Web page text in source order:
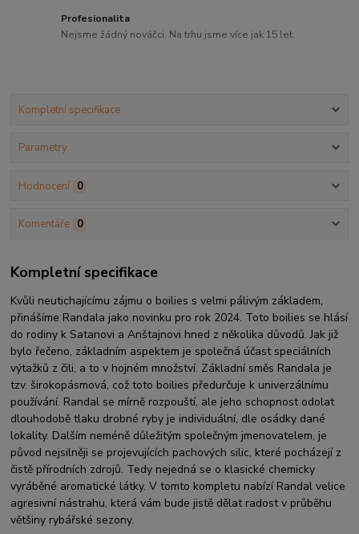
Profesionalita
Nejsme žádný nováčci. Na trhu jsme více jak 15 let.
Kompletní specifikace
Parametry
Hodnocení 0
Komentáře 0
Kompletní specifikace
Kvůli neutichajícímu zájmu o boilies s velmi pálivým základem,
přinášíme Randala jako novinku pro rok 2024. Toto boilies se hlásí
do rodiny k Satanovi a Anštajnovi hned z několika důvodů. Jak již
bylo řečeno, základním aspektem je společná účast speciálních
výtažků z čili, a to v hojném množství. Základní směs Randala je
tzv. širokopásmová, což toto boilies předurčuje k univerzálnímu
používání. Randal se mírně rozpouští, ale jeho schopnost odolat
dlouhodobě tlaku drobné ryby je individuální, dle osádky dané
lokality. Dalším neméně důležitým společným jmenovatelem, je
původ nejsilněji se projevujících pachových silic, které pocházejí z
čistě přírodních zdrojů. Tedy nejedná se o klasické chemicky
vyráběné aromatické látky. V tomto kompletu nabízí Randal velice
agresivní nástrahu, která vám bude jistě dělat radost v průběhu
většiny rybářské sezony.